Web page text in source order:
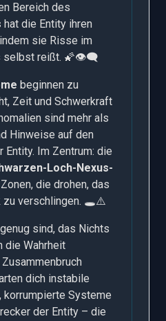
Bereich des
hat die Entity ihren
sie Risse im
selbst reißt. 🌠👁️‍🗨️
beginnen zu
Zeit und Schwerkraft
sind mehr als
Hinweise auf den
Entity. Im Zentrum: die
Loch-Nexus-
die drohen, das
zu verschlingen. 🕳️⚠️
sind, das Nichts
die Wahrheit
dich instabile
korrumpierte Systeme
der Entity – die